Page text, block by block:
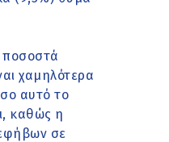
ποσοστά
χαμηλότερα
αυτό το
καθώς η
σε